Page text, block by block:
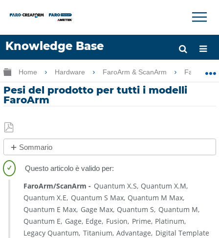
Knowledge Base
Lingua
Chiedere aiuto Accesso
×
Ingrandisci/riduci gerarchia globale
Home Hardware FaroArm & ScanArm FaroArm
Pesi del prodotto per tutti i modelli
FaroArm
Salva
come
PDF
Sommario
No
intestazioni
FaroArm/ScanArm Quantum X.S Quantum X.M
Quantum X.E Quantum S Max Quantum M Max
Quantum E Max Gage Max Quantum S Quantum M
Quantum E Gage Edge Fusion Prime Platinum
Legacy Quantum Titanium Advantage Digital Template